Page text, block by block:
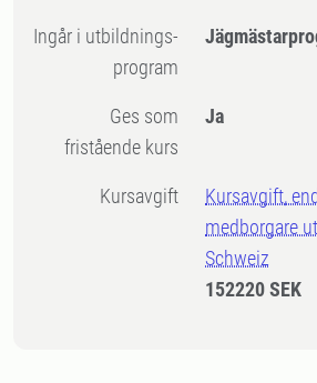
Ingår i utbildnings-
program
Ges som
fristående kurs
Ja
Kursavgift
Kursavgift,
medborgare
Schweiz
152220 SEK